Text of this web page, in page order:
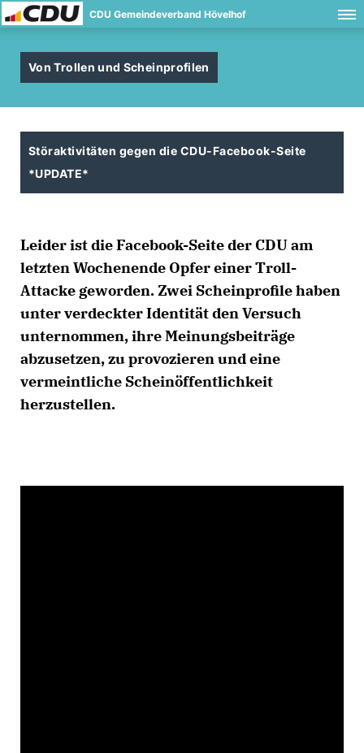
CDU Gemeindeverband Hövelhof
Von Trollen und Scheinprofilen
Störaktivitäten gegen die CDU-Facebook-Seite
*UPDATE*
Leider ist die Facebook-Seite der CDU am
letzten Wochenende Opfer einer Troll-
Attacke geworden. Zwei Scheinprofile haben
unter verdeckter Identität den Versuch
unternommen, ihre Meinungsbeiträge
abzusetzen, zu provozieren und eine
vermeintliche Scheinöffentlichkeit
herzustellen.